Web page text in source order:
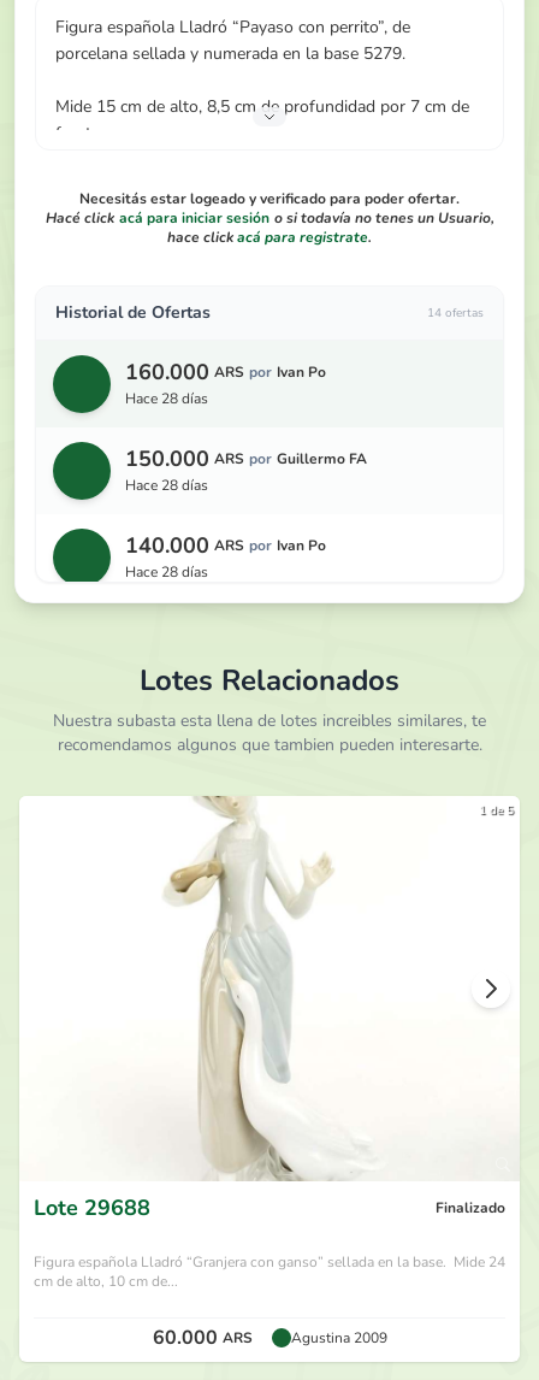
Figura española Lladró “Payaso con perrito”, de
porcelana sellada y numerada en la base 5279.
Mide 15 cm de alto, 8,5 cm de profundidad por 7 cm de
frente.
Necesitás estar logeado y verificado para poder ofertar.
Hacé click acá para iniciar sesión o si todavía no tenes un Usuario,
hace clickacá para registrate.
Historial de Ofertas 14 ofertas
160.000 ARS por Ivan Po
hace 28 días
150.000 ARS por Guillermo FA
hace 28 días
140.000 ARS por Ivan Po
hace 28 días
120.000 ARS por Ivan Po
hace 28 días
110.000 ARS
100.000 ARS
Ivan Po
ARS por
ARS por
Ivan Po
por Guillermo FA
hace 28 días
Lotes Relacionados
Nuestra subasta esta llena de lotes increibles similares, te
recomendamos algunos que tambien pueden interesarte.
1 de 5
Lote 29688 Finalizado
Figura española Lladró “Granjera con ganso” sellada en la base. Mide 24
cm de alto, 10 cm de...
60.000 ARS Agustina 2009